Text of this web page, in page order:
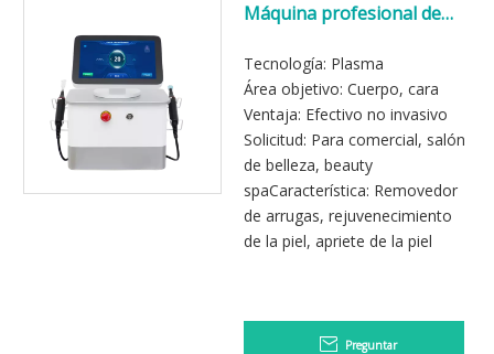
Máquina profesional de
rejuvenecimiento de la piel
Tecnología: Plasma
Área objetivo: Cuerpo, cara
Ventaja: Efectivo no invasivo
Solicitud: Para comercial, salón
de belleza, beauty
spaCaracterística: Removedor
de arrugas, rejuvenecimiento
de la piel, apriete de la piel
Preguntar